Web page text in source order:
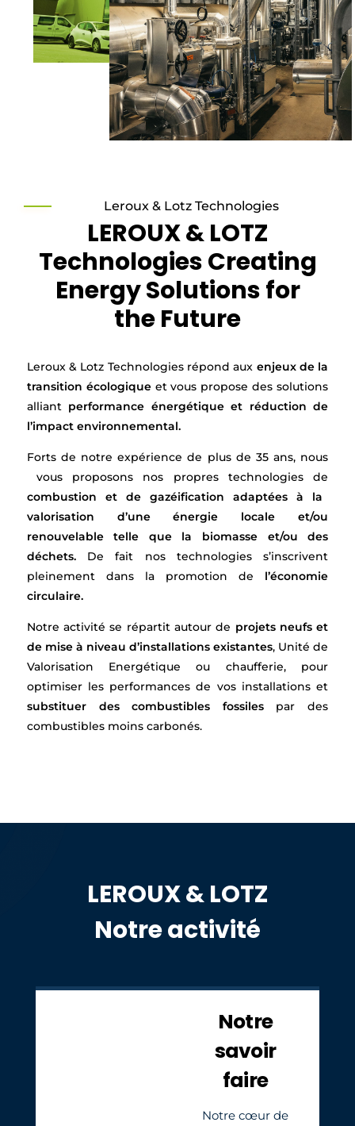
Leroux & Lotz Technologies
LEROUX & LOTZ
Technologies Creating
Energy Solutions for
the Future
Leroux & Lotz Technologies répond aux enjeux de la
transition écologique et vous propose des solutions
alliantperformance énergétique et réduction de
l’impact environnemental.
Forts de notre expérience de plus de 35 ans, nous
vous proposons nos propres technologies de
combustion et de gazéification adaptées à la
valorisation d’une énergie locale et/ou
renouvelable telle que la biomasse et/ou des
déchets. De fait nos technologies s’inscrivent
pleinement dans la promotion de l’économie
circulaire.
Notre activité se répartit autour de projets neufs et
de mise à niveau d’installations existantes, Unité de
Valorisation Energétique ou chaufferie, pour
optimiser les performances de vos installations et
substituer des combustibles fossilespar des
combustibles moins carbonés.
LEROUX & LOTZ
Notre activité
Notre
savoir
faire
Notre cœur de